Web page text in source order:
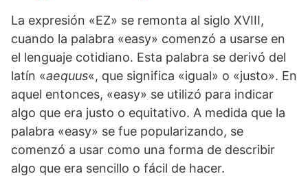
La expresión «EZ» se remonta al siglo XVIII,
cuando la palabra «easy» comenzó a usarse en
el lenguaje cotidiano. Esta palabra se derivó del
latín «aequus«, que significa «igual» o «justo». En
aquel entonces, «easy» se utilizó para indicar
algo que era justo o equitativo. A medida que la
palabra «easy» se fue popularizando, se
comenzó a usar como una forma de describir
algo que era sencillo o fácil de hacer.